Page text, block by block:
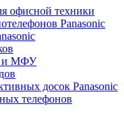
офисной техники
Panasonic
и МФУ
досок Panasonic
телефонов